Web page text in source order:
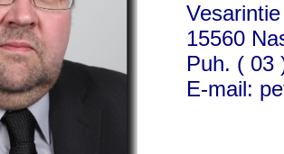
15560
Puh. ( 03
E-mail: